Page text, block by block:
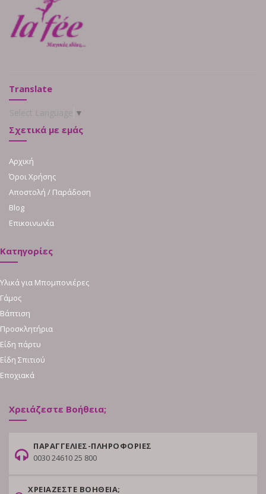
Translate
▼
Σχετικά με εμάς
Αρχική
Όροι Χρήσης
Αποστολή / Παράδοση
Blog
Επικοινωνία
Κατηγορίες
Υλικά για Μπομπονιέρες
Γάμος
Βάπτιση
Προσκλητήρια
Είδη πάρτυ
Είδη Σπιτιού
Εποχιακά
Χρειάζεστε Βοήθεια;
ΠΑΡΑΓΓΕΛΙΕΣ-ΠΛΗΡΟΦΟΡΙΕΣ
0030 24610 25 800
ΧΡΕΙΑΖΕΣΤΕ ΒΟΗΘΕΙΑ;